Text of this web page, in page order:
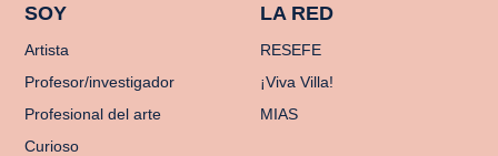
SOY
Artista
Profesor/investigador
Profesional del arte
Curioso
LA RED
RESEFE
¡Viva Villa!
MIAS